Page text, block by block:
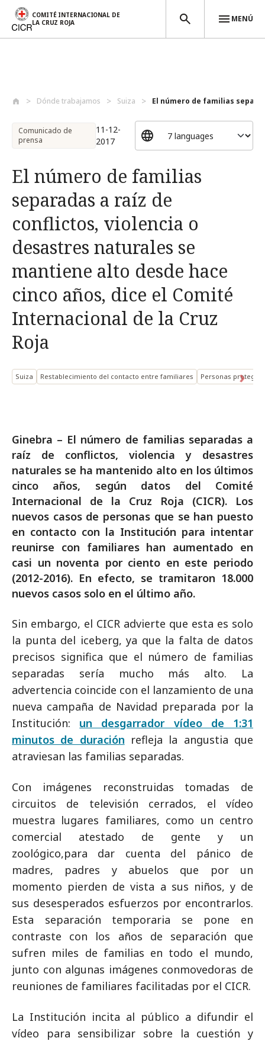
COMITÉ INTERNACIONAL DE
LA CRUZ ROJA
MENÚ
Dónde trabajamos Suiza El número de familias
Comunicado de
prensa
11-12-
2017
El número de familias
separadas a raíz de
conflictos, violencia o
desastres naturales se
mantiene alto desde hace
cinco años, dice el Comité
Internacional de la Cruz
Roja
Suiza Restablecimiento del contacto entre familiares Personas
Ginebra – El número de familias separadas a
raíz de conflictos, violencia y desastres
naturales se ha mantenido alto en los últimos
cinco años, según datos del Comité
Internacional de la Cruz Roja (CICR). Los
nuevos casos de personas que se han puesto
en contacto con la Institución para intentar
reunirse con familiares han aumentado en
casi un noventa por ciento en este periodo
(2012-2016). En efecto, se tramitaron 18.000
nuevos casos solo en el último año.
Sin embargo, el CICR advierte que esta es solo
la punta del iceberg, ya que la falta de datos
precisos significa que el número de familias
separadas sería mucho más alto. La
advertencia coincide con el lanzamiento de una
nueva campaña de Navidad preparada por la
Institución: un desgarrador vídeo de 1:31
minutos de duración refleja la angustia que
atraviesan las familias separadas.
Con imágenes reconstruidas tomadas de
circuitos de televisión cerrados, el vídeo
muestra lugares familiares, como un centro
comercial atestado de gente y un
zoológico,para dar cuenta del pánico de
madres, padres y abuelos que por un
momento pierden de vista a sus niños, y de
sus desesperados esfuerzos por encontrarlos.
Esta separación temporaria se pone en
contraste con los años de separación que
sufren miles de familias en todo el mundo,
junto con algunas imágenes conmovedoras de
reuniones de familiares facilitadas por el CICR.
La Institución incita al público a difundir el
vídeo para sensibilizar sobre la cuestión y